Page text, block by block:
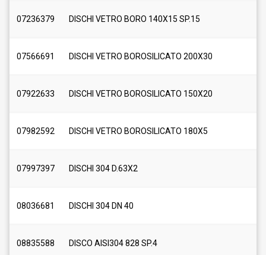
07236379 DISCHI VETRO BORO 140X15 SP.15
07566691 DISCHI VETRO BOROSILICATO 200X30
07922633 DISCHI VETRO BOROSILICATO 150X20
07982592 DISCHI VETRO BOROSILICATO 180X5
07997397 DISCHI 304 D.63X2
08036681 DISCHI 304 DN 40
08835588 DISCO AISI304 828 SP.4